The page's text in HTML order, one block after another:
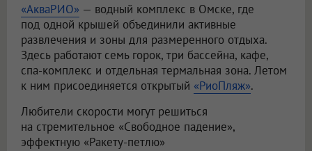
«АкваРИО» — водный комплекс в Омске, где
под одной крышей объединили активные
развлечения и зоны для размеренного отдыха.
Здесь работают семь горок, три бассейна, кафе,
спа-комплекс и отдельная термальная зона. Летом
к ним присоединяется открытый «РиоПляж».
Любители скорости могут решиться
на стремительное «Свободное падение»,
эффектную «Ракету-петлю»